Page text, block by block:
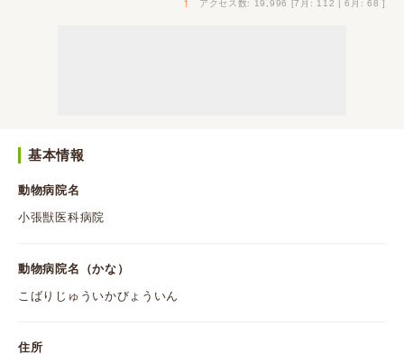
アクセス数: 19,996 [7月: 112 | 6月: 68 ]
基本情報
動物病院名
小張獣医科病院
動物病院名（かな）
こばりじゅういかびょういん
住所